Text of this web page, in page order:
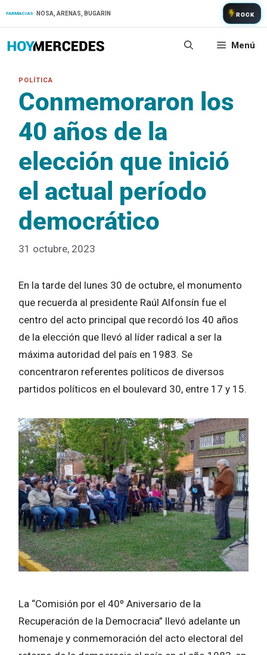
FARMACIAS: NOSA, ARENAS, BUGARIN ROCK
Menú
Conmemoraron los
40 años de la
elección que inició
el actual período
democrático
31 octubre, 2023
En la tarde del lunes 30 de octubre, el monumento
que recuerda al presidente Raúl Alfonsín fue el
centro del acto principal que recordó los 40 años
de la elección que llevó al líder radical a ser la
máxima autoridad del país en 1983. Se
concentraron referentes políticos de diversos
partidos políticos en el boulevard 30, entre 17 y 15.
La “Comisión por el 40º Aniversario de la
Recuperación de la Democracia” llevó adelante un
homenaje y conmemoración del acto electoral del